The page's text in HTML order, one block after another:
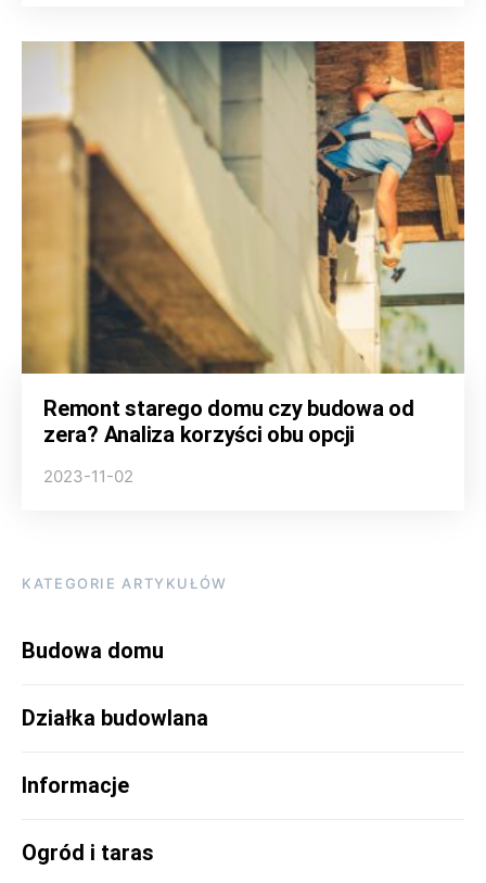
Remont starego domu czy budowa od
zera? Analiza korzyści obu opcji
2023-11-02
KATEGORIE ARTYKUŁÓW
Budowa domu
Działka budowlana
Informacje
Ogród i taras